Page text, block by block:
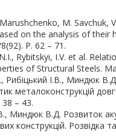
Marushchenko, M.
on the analysis of their
P. 62 – 71.
Rybitskyi, I.V. et al.
of Structural Steels.
І.В., Миндюк
металоконструкцій
– 43.
Миндюк В.Д. Розвиток
конструкцій.